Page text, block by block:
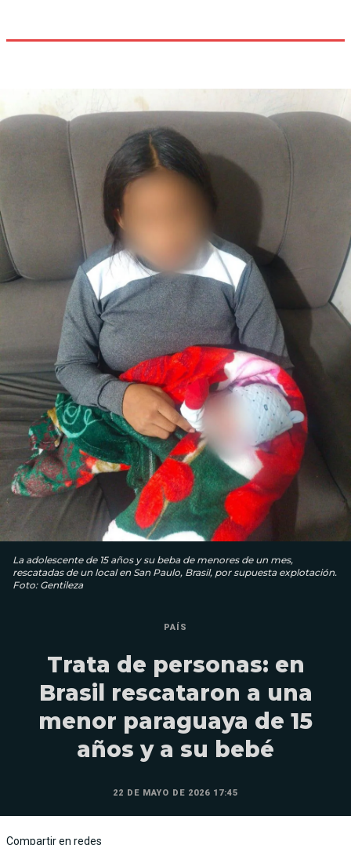
La adolescente de 15 años y su beba de menores de un mes,
rescatadas de un local en San Paulo, Brasil, por supuesta explotación.
Foto: Gentileza
PAÍS
Trata de personas: en
Brasil rescataron a una
menor paraguaya de 15
años y a su bebé
22 DE MAYO DE 2026 17:45
Compartir en redes